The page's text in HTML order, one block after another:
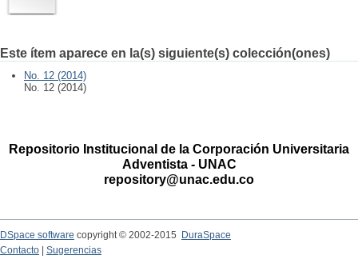
Este ítem aparece en la(s) siguiente(s) colección(ones)
No. 12 (2014)
No. 12 (2014)
Repositorio Institucional de la Corporación Universitaria
Adventista - UNAC
repository@unac.edu.co
DSpace software copyright © 2002-2015
DuraSpace
Contacto
Sugerencias